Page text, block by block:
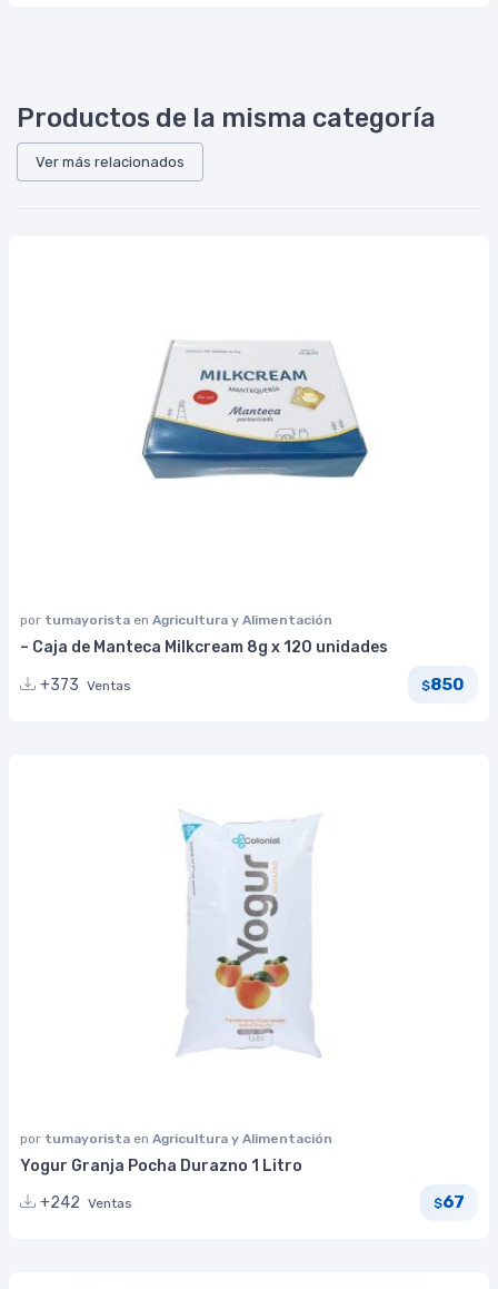
Productos de la misma categoría
Ver más relacionados
por tumayorista en Agricultura y Alimentación
– Caja de Manteca Milkcream 8g x 120 unidades
+373 Ventas $850
por tumayorista en Agricultura y Alimentación
Yogur Granja Pocha Durazno 1 Litro
+242 Ventas $67